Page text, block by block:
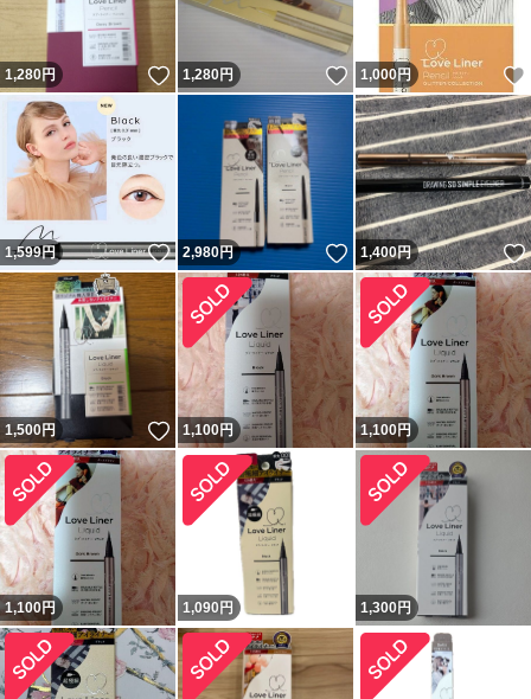
1,280円 いいね！
1,280円 いいね！
1,000円
1,599円 いいね！
2,980円 いいね！
1,400円
1,500円 いいね！
1,100円 1,100円
1,100円 1,090 円 1,300円